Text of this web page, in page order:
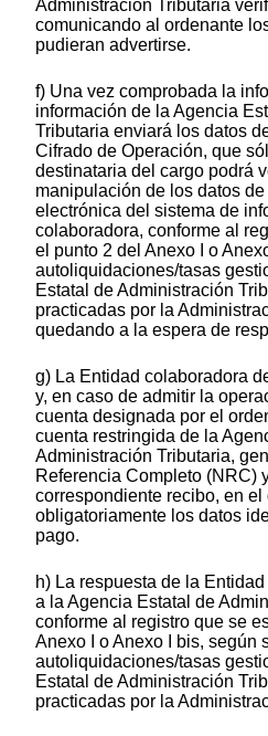
Administración Tributaria
comunicando al ordenante
pudieran advertirse.
f) Una vez comprobada la
información de la Agencia
Tributaria enviará los datos
Cifrado de Operación, que
destinataria del cargo podrá
manipulación de los datos
electrónica del sistema de
colaboradora, conforme al
el punto 2 del Anexo I o
autoliquidaciones/tasas
Estatal de Administración
practicadas por la
quedando a la espera de
g) La Entidad colaboradora
y, en caso de admitir la
cuenta designada por el
cuenta restringida de la
Administración Tributaria,
Referencia Completo (NRC)
correspondiente recibo, en
obligatoriamente los datos
pago.
h) La respuesta de la
a la Agencia Estatal de
conforme al registro que se
Anexo I o Anexo I bis, según
autoliquidaciones/tasas
Estatal de Administración
practicadas por la